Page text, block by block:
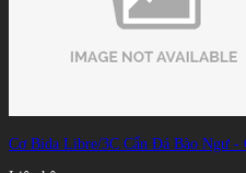
Cơ Bida Libre/3C Cẩn Đá Bào Ngư -